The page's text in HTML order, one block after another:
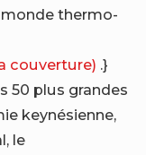
monde thermo-
couverture) .}
50 plus grandes
keynésienne,
le